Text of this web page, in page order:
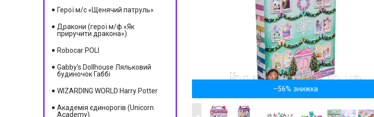
–56%
Герої м/c «Щенячий патруль»
Дракони (герої м/ф «Як
приручити дракона»)
Robocar POLI
Gabby's Dollhouse Ляльковий
будиночок Габбі
WIZARDING WORLD Harry Potter
Академія єдинорогів (Unicorn
Academy)